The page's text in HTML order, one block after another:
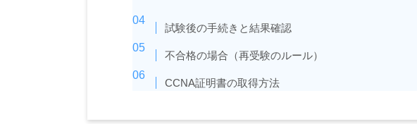
試験後の手続きと結果確認
不合格の場合（再受験のルール）
CCNA証明書の取得方法